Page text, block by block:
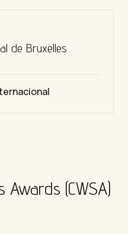
de Bruxelles
Awards (CWSA)